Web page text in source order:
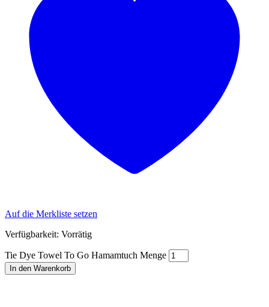
Auf die Merkliste setzen
Verfügbarkeit: Vorrätig
Tie Dye Towel To Go Hamamtuch Menge
In den Warenkorb